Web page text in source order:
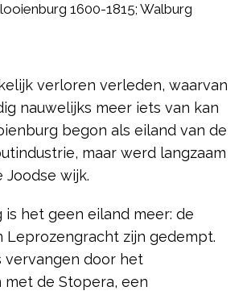
1600-1815; Walburg
verloren verleden, waarvan
nauwelijks meer iets van kan
begon als eiland van de
maar werd langzaam
wijk.
is het geen eiland meer: de
Leprozengracht zijn gedempt.
vervangen door het
de Stopera, een